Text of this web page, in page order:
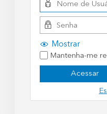
Mostrar
Mantenha-me
Acessar